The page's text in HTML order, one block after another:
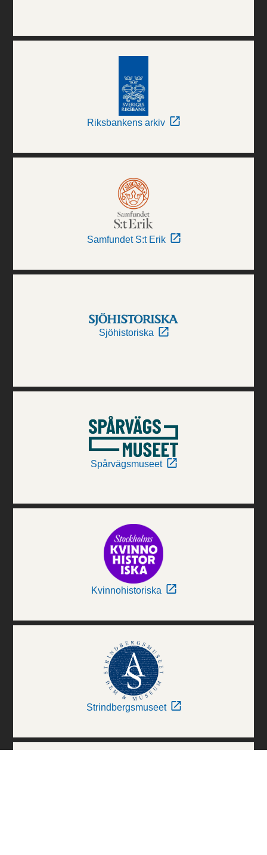
Riksbankens arkiv
Samfundet S:t Erik
Sjöhistoriska
Spårvägsmuseet
Kvinnohistoriska
Strindbergsmuseet